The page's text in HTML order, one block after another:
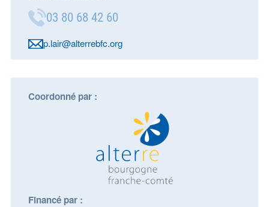
03 80 68 42 60
p.lair@alterrebfc.org
Coordonné par :
Financé par :